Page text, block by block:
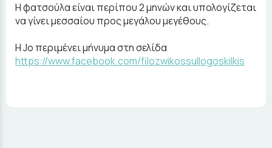
Η φατσούλα είναι περίπου 2 μηνών και υπολογίζεται
να γίνει μεσσαίου προς μεγάλου μεγέθους.
Η Jo περιμένει μήνυμα στη σελίδα
https://www.facebook.com/filozwikossullogoskilkis